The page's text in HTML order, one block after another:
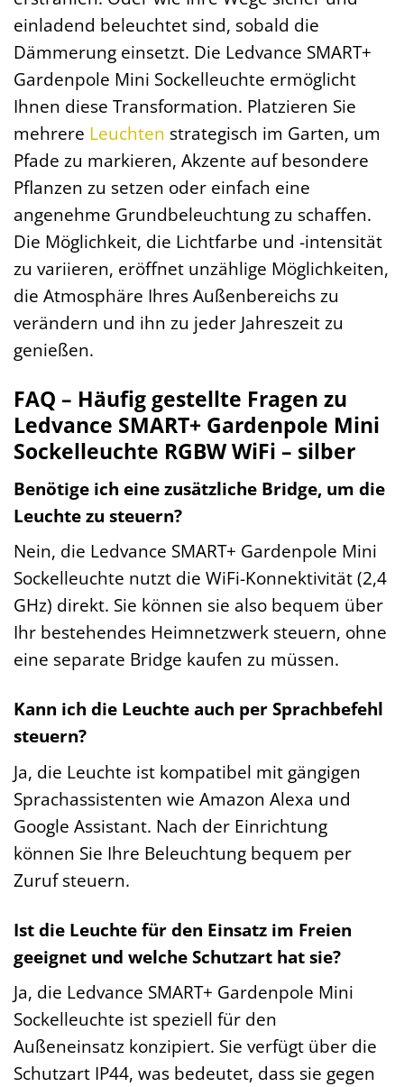
einladend beleuchtet sind, sobald die
Dämmerung einsetzt. Die Ledvance SMART+
Gardenpole Mini Sockelleuchte ermöglicht
Ihnen diese Transformation. Platzieren Sie
mehrere Leuchten strategisch im Garten, um
Pfade zu markieren, Akzente auf besondere
Pflanzen zu setzen oder einfach eine
angenehme Grundbeleuchtung zu schaffen.
Die Möglichkeit, die Lichtfarbe und -intensität
zu variieren, eröffnet unzählige Möglichkeiten,
die Atmosphäre Ihres Außenbereichs zu
verändern und ihn zu jeder Jahreszeit zu
genießen.
FAQ – Häufig gestellte Fragen zu
Ledvance SMART+ Gardenpole Mini
Sockelleuchte RGBW WiFi – silber
Benötige ich eine zusätzliche Bridge, um die
Leuchte zu steuern?
Nein, die Ledvance SMART+ Gardenpole Mini
Sockelleuchte nutzt die WiFi-Konnektivität (2,4
GHz) direkt. Sie können sie also bequem über
Ihr bestehendes Heimnetzwerk steuern, ohne
eine separate Bridge kaufen zu müssen.
Kann ich die Leuchte auch per Sprachbefehl
steuern?
Ja, die Leuchte ist kompatibel mit gängigen
Sprachassistenten wie Amazon Alexa und
Google Assistant. Nach der Einrichtung
können Sie Ihre Beleuchtung bequem per
Zuruf steuern.
Ist die Leuchte für den Einsatz im Freien
geeignet und welche Schutzart hat sie?
Ja, die Ledvance SMART+ Gardenpole Mini
Sockelleuchte ist speziell für den
Außeneinsatz konzipiert. Sie verfügt über die
Schutzart IP44, was bedeutet, dass sie gegen